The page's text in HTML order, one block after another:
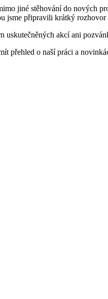
jiné stěhování do nových
jsme připravili krátký
uskutečněných akcí ani
přehled o naší práci a